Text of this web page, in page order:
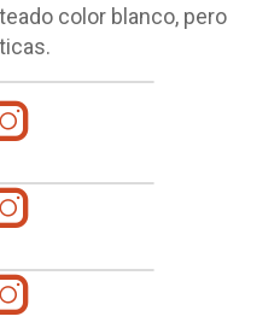
color blanco, pero